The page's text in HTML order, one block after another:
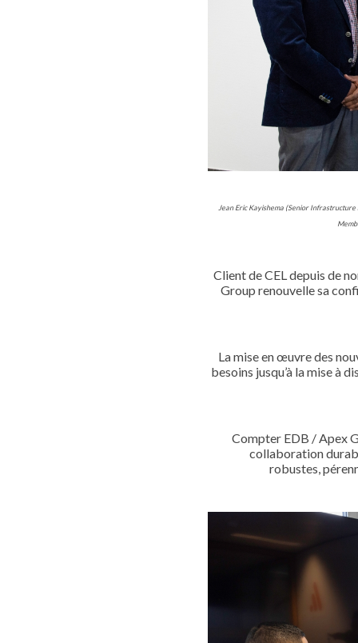
Jean Eric Kayishema (Senior Infrastructure
Client de CEL depuis de
Group renouvelle sa
La mise en œuvre des
besoins jusqu’à la mise à
Compter EDB / Apex
collaboration
robustes,